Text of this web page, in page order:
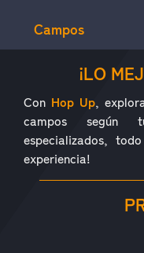
Campos
¿QUÉ ES HOP
¡LO
Con Hop Up,
campos según
especializados,
experiencia!